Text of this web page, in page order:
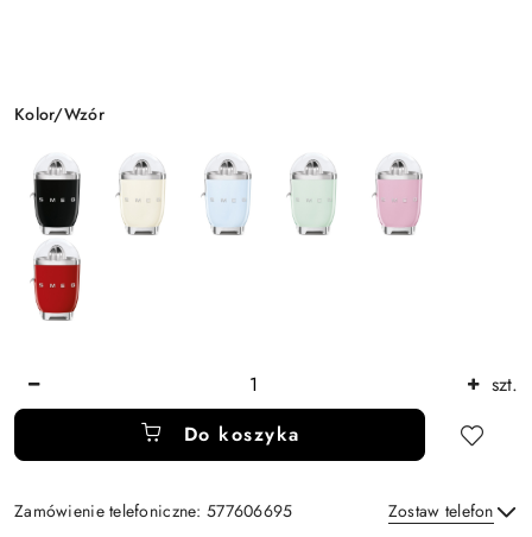
Wariant
Kolor/Wzór
szt.
Do koszyka
Zamówienie telefoniczne: 577606695 Zostaw telefon